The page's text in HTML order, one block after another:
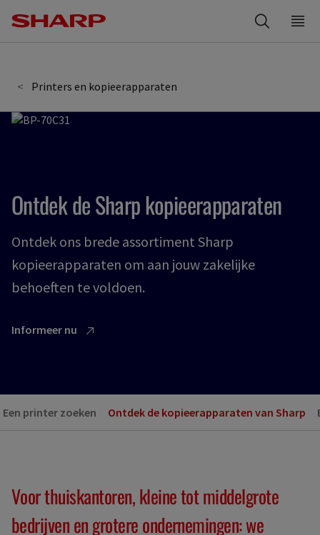
Printers en kopieerapparaten
Ontdek de Sharp kopieerapparaten
Ontdek ons ​​brede assortiment Sharp
kopieerapparaten om aan jouw zakelijke
behoeften te voldoen.
Informeer nu
Een printer zoeken Ontdek de kopieerapparaten van Sharp
Voor thuiskantoren, kleine tot middelgrote
bedrijven en grotere ondernemingen: we